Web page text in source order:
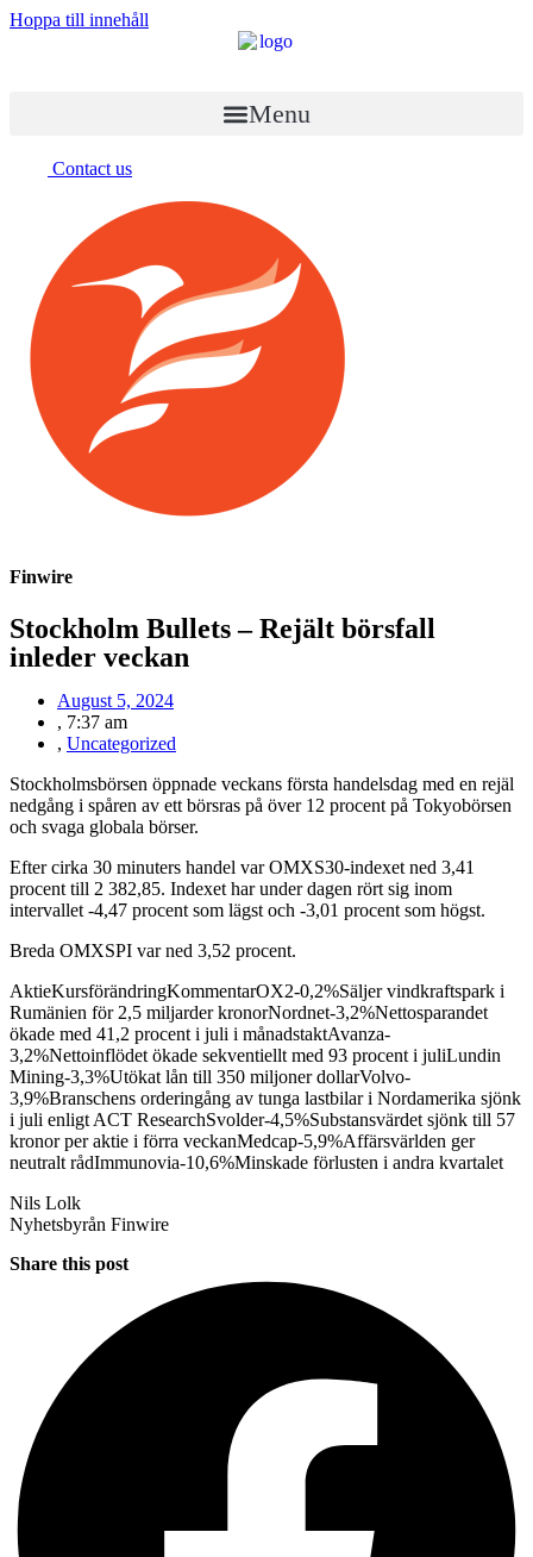
Hoppa till innehåll
Menu
Contact us
Finwire
Stockholm Bullets – Rejält börsfall
inleder veckan
August 5, 2024
, 7:37 am
, Uncategorized
Stockholmsbörsen öppnade veckans första handelsdag med en rejäl
nedgång i spåren av ett börsras på över 12 procent på Tokyobörsen
och svaga globala börser.
Efter cirka 30 minuters handel var OMXS30-indexet ned 3,41
procent till 2 382,85. Indexet har under dagen rört sig inom
intervallet -4,47 procent som lägst och -3,01 procent som högst.
Breda OMXSPI var ned 3,52 procent.
AktieKursförändringKommentarOX2-0,2%Säljer vindkraftspark i
Rumänien för 2,5 miljarder kronorNordnet-3,2%Nettosparandet
ökade med 41,2 procent i juli i månadstaktAvanza-
3,2%Nettoinflödet ökade sekventiellt med 93 procent i juliLundin
Mining-3,3%Utökat lån till 350 miljoner dollarVolvo-
3,9%Branschens orderingång av tunga lastbilar i Nordamerika sjönk
i juli enligt ACT ResearchSvolder-4,5%Substansvärdet sjönk till 57
kronor per aktie i förra veckanMedcap-5,9%Affärsvärlden ger
neutralt rådImmunovia-10,6%Minskade förlusten i andra kvartalet
Nils Lolk
Nyhetsbyrån Finwire
Share this post